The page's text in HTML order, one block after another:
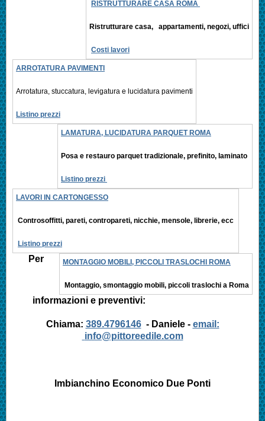
RISTRUTTURARE CASA ROMA
Ristrutturare casa, appartamenti, negozi, uffici
Costi lavori
ARROTATURA PAVIMENTI
Arrotatura, stuccatura, levigatura e lucidatura pavimenti
Listino prezzi
LAMATURA, LUCIDATURA PARQUET ROMA
Posa e restauro parquet tradizionale, prefinito, laminato
Listino prezzi
LAVORI IN CARTONGESSO
Controsoffitti, pareti, contropareti, nicchie, mensole, librerie, ecc
Listino prezzi
MONTAGGIO MOBILI, PICCOLI TRASLOCHI ROMA
Montaggio, smontaggio mobili, piccoli traslochi a Roma
Per
informazioni e preventivi:
Chiama: 389.4796146- Daniele - email:
info@pittoreedile.com
Imbianchino Economico Due Ponti